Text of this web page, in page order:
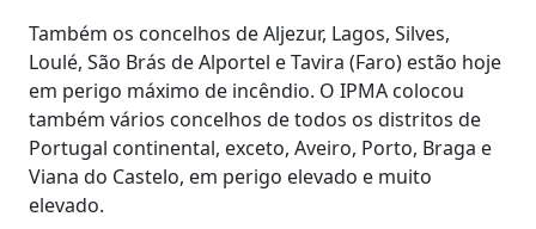
Também os concelhos de Aljezur, Lagos, Silves,
Loulé, São Brás de Alportel e Tavira (Faro) estão hoje
em perigo máximo de incêndio. O IPMA colocou
também vários concelhos de todos os distritos de
Portugal continental, exceto, Aveiro, Porto, Braga e
Viana do Castelo, em perigo elevado e muito
elevado.